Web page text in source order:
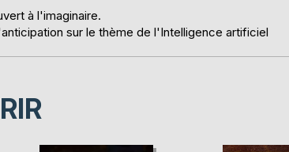
à l'imaginaire.
sur le thème de l'Intelligence artificiel